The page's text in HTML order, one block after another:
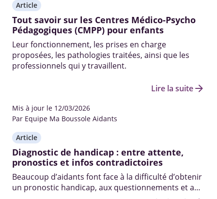
Article
Tout savoir sur les Centres Médico-Psycho
Pédagogiques (CMPP) pour enfants
Leur fonctionnement, les prises en charge
proposées, les pathologies traitées, ainsi que les
professionnels qui y travaillent.
Lire la suitearrow_forward
Mis à jour le 12/03/2026
Par Equipe Ma Boussole Aidants
Article
Diagnostic de handicap : entre attente,
pronostics et infos contradictoires
Beaucoup d’aidants font face à la difficulté d’obtenir
un pronostic handicap, aux questionnements et au